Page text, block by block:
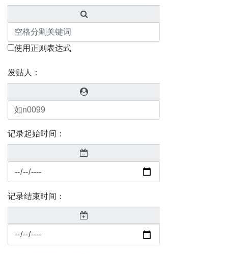
使用正则表达式
发贴人：
记录起始时间：
记录结束时间：